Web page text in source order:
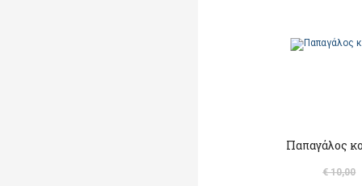
Παπαγάλος
€ 10,00